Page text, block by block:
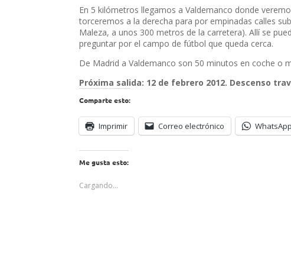
En 5 kilómetros llegamos a Valdemanco donde
torceremos a la derecha para por empinadas calles
Maleza, a unos 300 metros de la carretera). Allí se
preguntar por el campo de fútbol que queda cerca.
De Madrid a Valdemanco son 50 minutos en coche o
Próxima salida: 12 de febrero 2012. Descenso
Comparte esto:
Imprimir Correo electrónico WhatsApp
Me gusta esto:
Cargando...